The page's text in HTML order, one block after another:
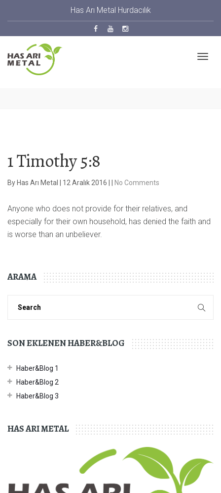
Has Arı Metal Hurdacılık
1 Timothy 5:8
By Has Arı Metal 12 Aralık 2016 No Comments
Anyone who does not provide for their relatives, and
especially for their own household, has denied the faith and
is worse than an unbeliever.
ARAMA
SON EKLENEN HABER&BLOG
Haber&Blog 1
Haber&Blog 2
Haber&Blog 3
HAS ARI METAL